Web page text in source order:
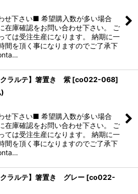
せ下さい■ 希望購入数が多い場合
在庫確認をお問い合わせ下さい。 ご
ては受注生産になります。 納期に一
間を頂く事になりますのでご了承下
クラルテ】箸置き 紫 [co022-068]
せ下さい■ 希望購入数が多い場合
在庫確認をお問い合わせ下さい。 ご
ては受注生産になります。 納期に一
間を頂く事になりますのでご了承下
クラルテ】箸置き グレー [co022-